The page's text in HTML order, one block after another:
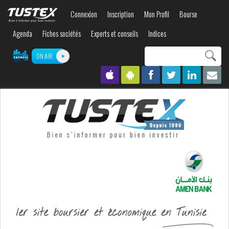
contenu
Connexion Inscription Mon Profil
Bourse
Agenda
Fiches sociétés Experts et conseils Indices
ON AIR
recherche